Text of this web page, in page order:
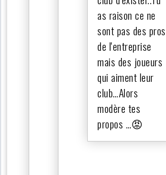
as raison ce ne
sont pas des pros
de l'entreprise
mais des joueurs
qui aiment leur
club…Alors
modère tes
propos …😡